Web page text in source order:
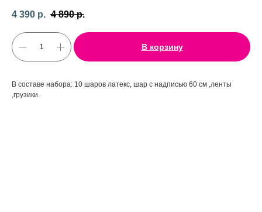
4 390 р. 4 890 р.
В корзину
В составе набора: 10 шаров латекс, шар с надписью 60 см ,ленты
,грузики.